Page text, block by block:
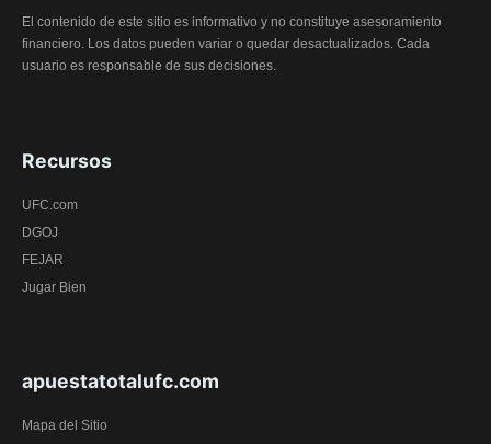
El contenido de este sitio es informativo y no constituye asesoramiento
financiero. Los datos pueden variar o quedar desactualizados. Cada
usuario es responsable de sus decisiones.
Recursos
UFC.com
DGOJ
FEJAR
Jugar Bien
apuestatotalufc.com
Mapa del Sitio